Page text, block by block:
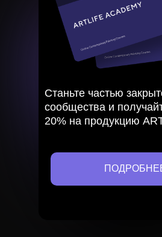
Станьте частью
сообщества и
20% на продукцию